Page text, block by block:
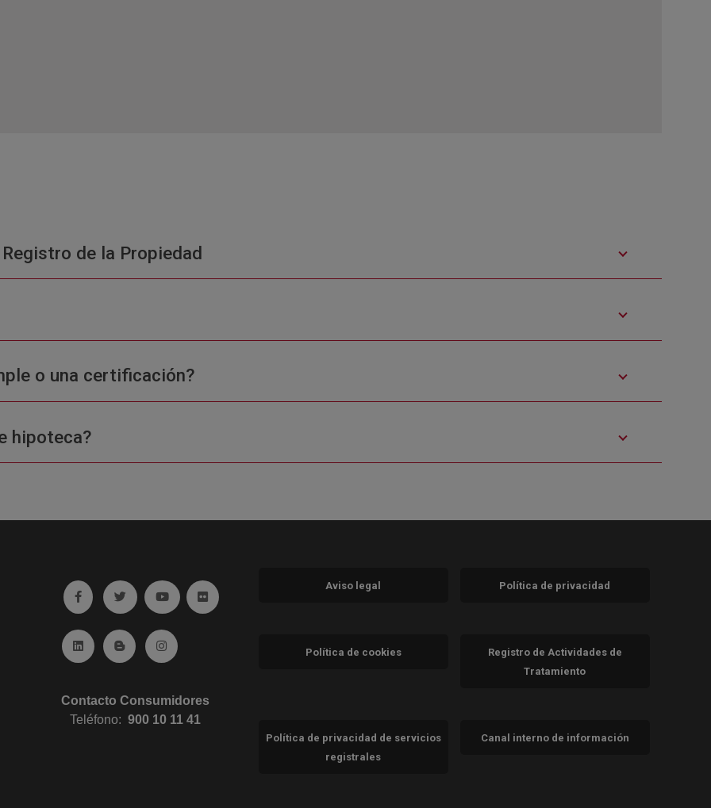
de la Propiedad
o una certificación?
hipoteca?
Ir a facebook (abre en ventana nueva)
Ir a twitter (abre en ventana nueva)
Ir a YouTube (abre en ventana nueva)
Ir a Flickr (abre en ventana nueva)
Ir a Linkedin (abre en ventana nueva)
Ir al Blog (abre en ventana nueva)
Ir a Instagram (abre en ventana nueva)
Contacto Consumidores
Teléfono:900 10 11 41
Aviso legal Política de privacidad
Política de cookies
Registro de Actividades de
Tratamiento
Política de privacidad de servicios
registrales
Canal interno de información